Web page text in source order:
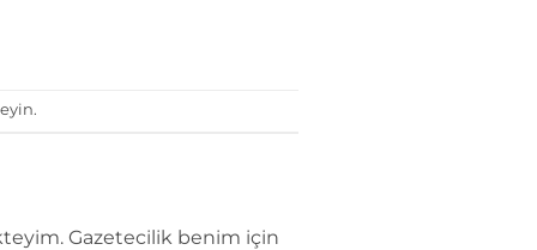
Gazetecilik benim için